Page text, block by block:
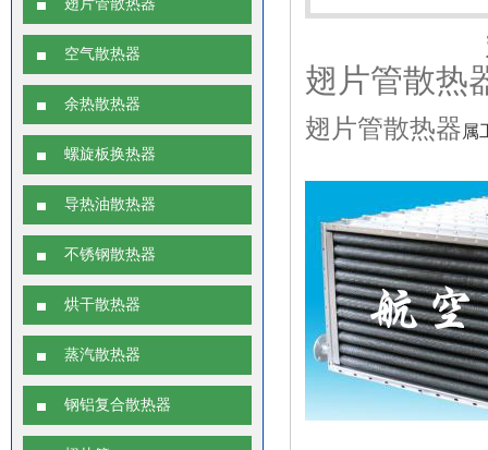
翅片管散热器
空气散热器
余热散热器
螺旋板换热器
导热油散热器
不锈钢散热器
烘干散热器
蒸汽散热器
钢铝复合散热器
翅片管散热
翅片管散热器属